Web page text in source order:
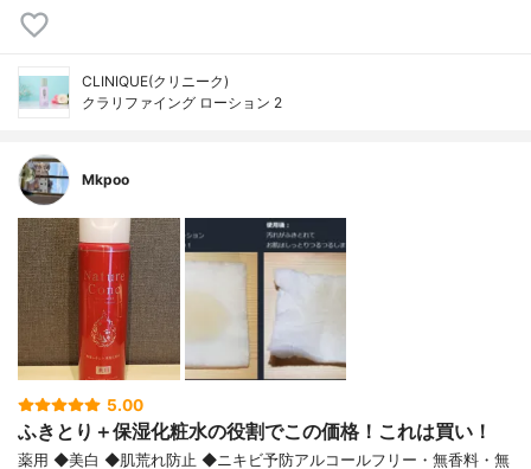
CLINIQUE(クリニーク)
クラリファイング ローション 2
Mkpoo
5.00
ふきとり＋保湿化粧水の役割でこの価格！これは買い！
薬用 ◆美白 ◆肌荒れ防止 ◆ニキビ予防アルコールフリー・無香料・無